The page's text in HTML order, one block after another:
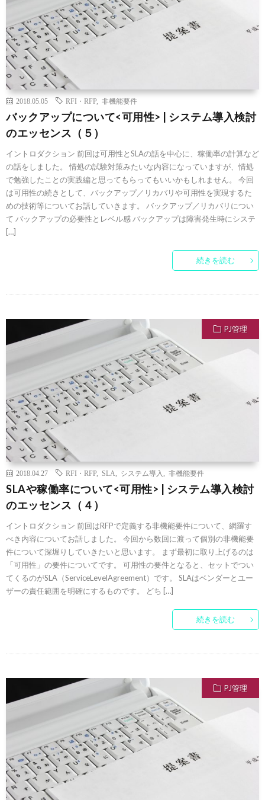
2018.05.05 RFI・RFP 非機能要件
バックアップについて<可用性> | システム導入検討
のエッセンス（５）
イントロダクション 前回は可用性とSLAの話を中心に、稼働率の計算など
の話をしました。 情処の試験対策みたいな内容になっていますが、情処
で勉強したことの実践編と思ってもらってもいいかもしれません。 今回
は可用性の続きとして、バックアップ／リカバリや可用性を実現するた
めの技術等についてお話していきます。 バックアップ／リカバリについ
て バックアップの必要性とレベル感 バックアップは障害発生時にシステ
[…]
続きを読む
PJ管理
2018.04.27 RFI・RFP SLA システム導入 非機能要件
SLAや稼働率について<可用性> | システム導入検討
のエッセンス（４）
イントロダクション 前回はRFPで定義する非機能要件について、網羅す
べき内容についてお話しました。 今回から数回に渡って個別の非機能要
件について深堀りしていきたいと思います。 まず最初に取り上げるのは
「可用性」の要件についてです。 可用性の要件となると、セットでつい
てくるのがSLA（ServiceLevelAgreement）です。 SLAはベンダーとユー
ザーの責任範囲を明確にするものです。 どち […]
続きを読む
PJ管理